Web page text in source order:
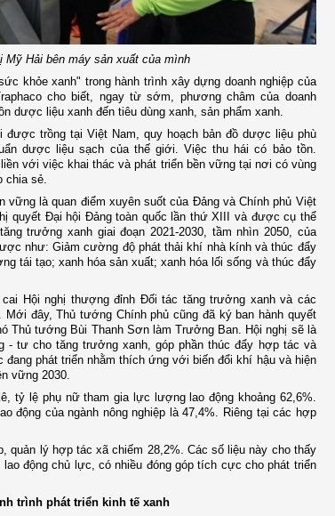
Mỹ Hải bên máy sản xuất của mình
khỏe xanh" trong hành trình xây dựng doanh nghiệp của
cho biết, ngay từ sớm, phương châm của doanh
dược liệu xanh đến tiêu dùng xanh, sản phẩm xanh.
được trồng tại Việt Nam, quy hoạch bản đồ dược liệu phù
dược liệu sạch của thế giới. Việc thu hái có bảo tồn.
với việc khai thác và phát triển bền vững tại nơi có vùng
chia sẻ.
vững là quan điểm xuyên suốt của Đảng và Chính phủ Việt
quyết Đại hội Đảng toàn quốc lần thứ XIII và được cụ thể
trưởng xanh giai đoạn 2021-2030, tầm nhìn 2050, của
như: Giảm cường độ phát thải khí nhà kính và thúc đẩy
tái tạo; xanh hóa sản xuất; xanh hóa lối sống và thúc đẩy
Hội nghị thượng đỉnh Đối tác tăng trưởng xanh và các
Mới đây, Thủ tướng Chính phủ cũng đã ký ban hành quyết
Thủ tướng Bùi Thanh Sơn làm Trưởng Ban. Hội nghị sẽ là
- tư cho tăng trưởng xanh, góp phần thúc đẩy hợp tác và
phát triển nhằm thích ứng với biến đổi khí hậu và hiện
vững 2030.
tỷ lệ phụ nữ tham gia lực lượng lao động khoảng 62,6%.
động của ngành nông nghiệp là 47,4%. Riêng tại các hợp
quản lý hợp tác xã chiếm 28,2%. Các số liệu này cho thấy
động chủ lực, có nhiều đóng góp tích cực cho phát triển
trình phát triển kinh tế xanh